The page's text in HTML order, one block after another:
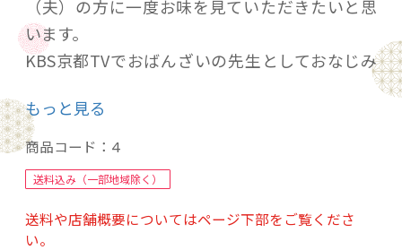
（夫）の方に一度お味を見ていただきたいと思
います。
KBS京都TVでおばんざいの先生としておなじみ
の管理栄養士いとうまり先生監修の無添加で美
味しい手造りおばんざいがレンジ解凍だけです
ぐにできます。
大評判の壬生の出汁巻きとセットにして化粧箱
に入れましたので、お中元やお歳暮などの季節
のご挨拶にもご利用いただけます。
もっと見る
商品コード： 4
送料込み（一部地域除く）
送料や店舗概要についてはページ下部をご覧くださ
い。